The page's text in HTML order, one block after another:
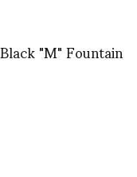
"M" Fountain